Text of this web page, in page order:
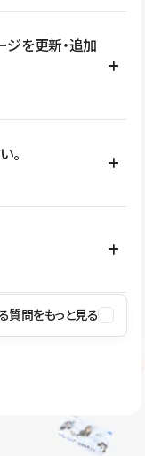
用数の上限、権限
しくは料金プランペ
ジを更新・追加
囲を設計しておく
ます。 さらにコン
進めやすくなりま
。
用できるよう、通信
対策など、複数の観
悪質なスクリプトの
ご確認いただけま
もご利用ください。
質問をもっと見る